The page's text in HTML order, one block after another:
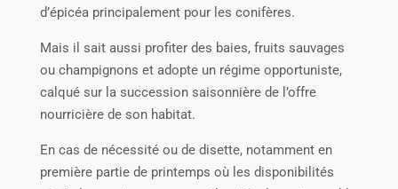
d’épicéa principalement pour les conifères.
Mais il sait aussi profiter des baies, fruits sauvages
ou champignons et adopte un régime opportuniste,
calqué sur la succession saisonnière de l’offre
nourricière de son habitat.
En cas de nécessité ou de disette, notamment en
première partie de printemps où les disponibilités